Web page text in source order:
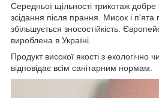
Середньої щільності трикотаж добре
зсідання після прання. Мисок і п'ята
збільшується зносостійкість.
вироблена в Україні.
Продукт високої якості з екологічно
відповідає всім санітарним нормам.